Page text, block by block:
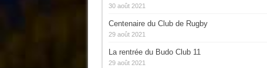
30 août 2021
Centenaire du Club de Rugby
29 août 2021
La rentrée du Budo Club 11
29 août 2021